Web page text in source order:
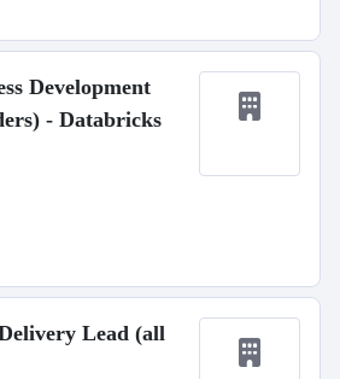
Development
- Databricks
Lead (all